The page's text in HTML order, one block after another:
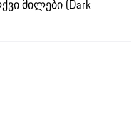
მილები (Dark